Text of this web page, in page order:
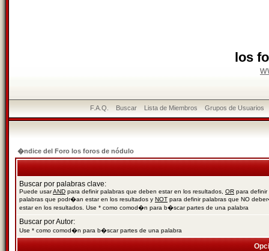
los
F.A.Q. Buscar Lista de Miembros Grupos de Usuarios
�ndice del Foro los foros de nódulo
Buscar por palabras clave:
Puede usarAND para definir palabras que deben estar en los resultados, OR para definir
palabras que podr�an estar en los resultados y NOT para definir palabras que NO
estar en los resultados. Use * como comod�n para b�scar partes de una palabra
Buscar por Autor:
Use * como comod�n para b�scar partes de una palabra